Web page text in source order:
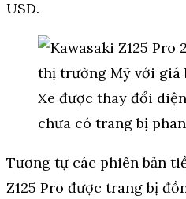
USD.
Tương tự các phiên bản
Z125 Pro được trang bị